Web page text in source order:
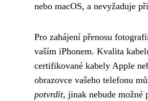
nebo macOS, a nevyžaduje
Pro zahájení přenosu
vaším iPhonem. Kvalita
certifikované kabely Apple
obrazovce vašeho telefonu
potvrdit, jinak nebude